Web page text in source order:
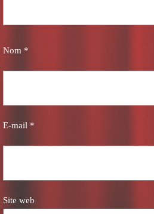
Nom *
E-mail *
Site web